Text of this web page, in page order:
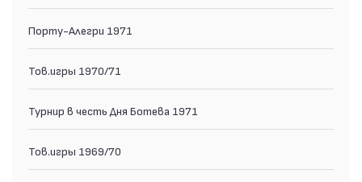
Порту-Алегри 1971
Тов.игры 1970/71
Турнир в честь Дня Ботева 1971
Тов.игры 1969/70